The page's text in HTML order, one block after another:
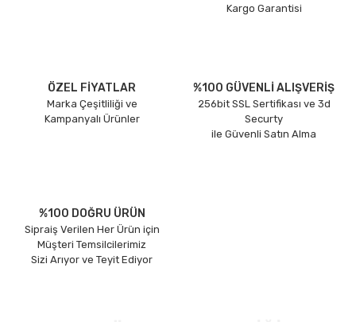
Kargo Garantisi
ÖZEL FİYATLAR
Marka Çeşitliliği ve
Kampanyalı Ürünler
%100 GÜVENLİ ALIŞVERİŞ
256bit SSL Sertifikası ve 3d
Securty
ile Güvenli Satın Alma
%100 DOĞRU ÜRÜN
Sipraiş Verilen Her Ürün için
Müşteri Temsilcilerimiz
Sizi Arıyor ve Teyit Ediyor